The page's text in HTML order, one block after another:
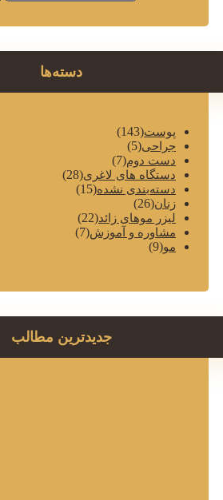
دسته‌ها
پوست(143)
جراحی(5)
دست دوم(7)
دستگاه های لاغری(28)
دسته‌بندی نشده(15)
زنان(26)
لیزر موهای زائد(22)
مشاوره و آموزش(7)
مو(9)
جدیدترین مطالب